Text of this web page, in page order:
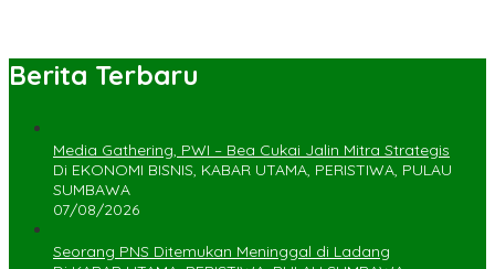
Berita Terbaru
Media Gathering, PWI – Bea Cukai Jalin Mitra Strategis
Di EKONOMI BISNIS, KABAR UTAMA, PERISTIWA, PULAU
SUMBAWA
07/08/2026
Seorang PNS Ditemukan Meninggal di Ladang